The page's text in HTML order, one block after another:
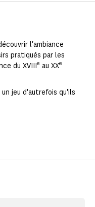
l'ambiance
pratiqués par les
du XVIIIe au XXe
jeu d'autrefois qu'ils